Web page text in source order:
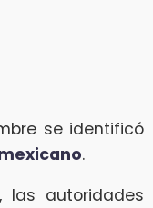
se identificó
.
las autoridades